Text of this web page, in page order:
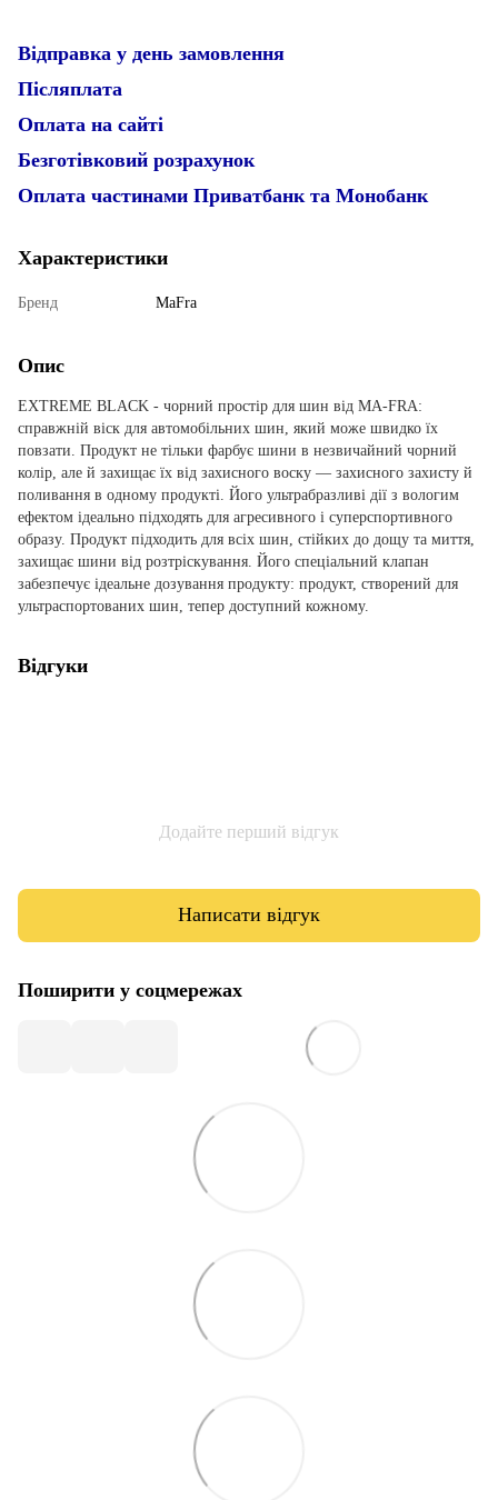
Відправка у день замовлення
Післяплата
Оплата на сайті
Безготівковий розрахунок
Оплата частинами Приватбанк та Монобанк
Характеристики
Бренд MaFra
Опис
EXTREME BLACK - чорний простір для шин від MA-FRA:
справжній віск для автомобільних шин, який може швидко їх
повзати. Продукт не тільки фарбує шини в незвичайний чорний
колір, але й захищає їх від захисного воску — захисного захисту й
поливання в одному продукті. Його ультрабразливі дії з вологим
ефектом ідеально підходять для агресивного і суперспортивного
образу. Продукт підходить для всіх шин, стійких до дощу та миття,
захищає шини від розтріскування. Його спеціальний клапан
забезпечує ідеальне дозування продукту: продукт, створений для
ультраспортованих шин, тепер доступний кожному.
Відгуки
Додайте перший відгук
Написати відгук
Поширити у соцмережах